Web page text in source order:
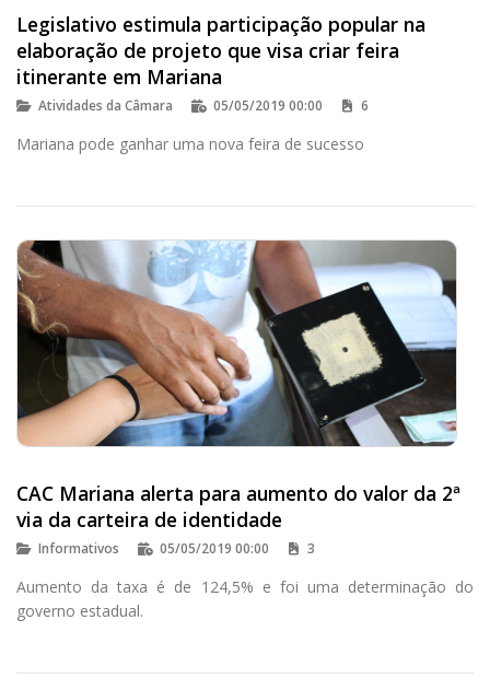
Legislativo estimula participação popular na
elaboração de projeto que visa criar feira
itinerante em Mariana
Atividades da Câmara 05/05/2019 00:00 6
Mariana pode ganhar uma nova feira de sucesso
CAC Mariana alerta para aumento do valor da 2ª
via da carteira de identidade
Informativos 05/05/2019 00:00 3
Aumento da taxa é de 124,5% e foi uma determinação do
governo estadual.